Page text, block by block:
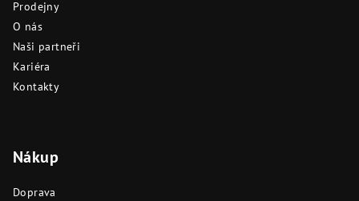
Prodejny
O nás
Naši partneři
Kariéra
Kontakty
Nákup
Doprava